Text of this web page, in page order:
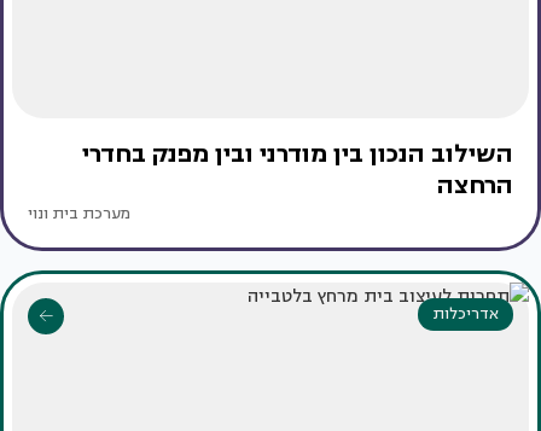
השילוב הנכון בין מודרני ובין מפנק בחדרי
הרחצה
מערכת בית ונוי
אדריכלות